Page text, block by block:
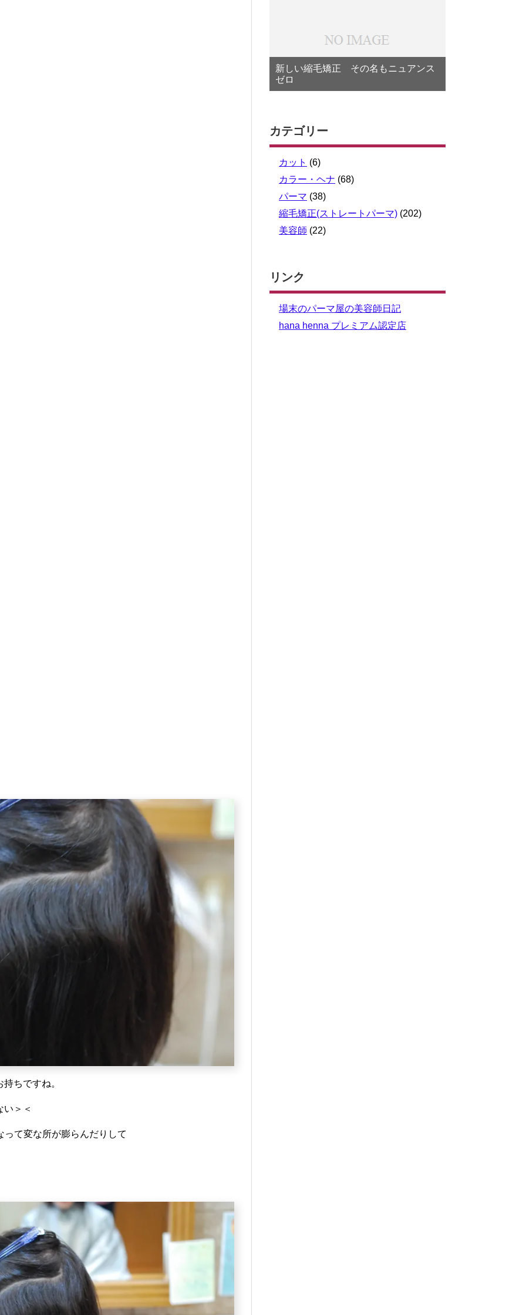
ちですね。
＞＜
て変な所が膨らんだりして
新しい縮毛矯正 その名もニュアンス
ゼロ
カテゴリー
カット (6)
カラー・ヘナ (68)
パーマ (38)
縮毛矯正(ストレートパーマ) (202)
美容師 (22)
リンク
場末のパーマ屋の美容師日記
hana henna プレミアム認定店